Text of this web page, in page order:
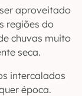
aproveitado
regiões do
chuvas muito
seca.
intercalados
época.